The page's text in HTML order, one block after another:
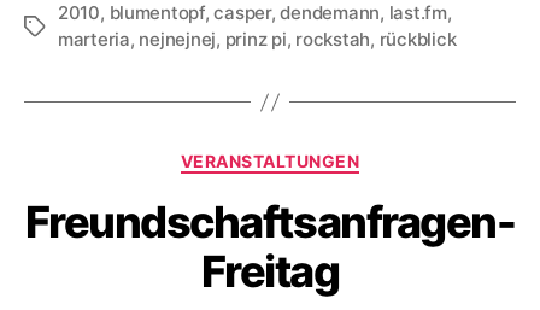
Schlagwörter
2010, blumentopf,casper,dendemann, last.fm,
marteria, nejnejnej, prinz pi, rockstah, rückblick
Kategorien
VERANSTALTUNGEN
Freundschaftsanfragen-
Freitag